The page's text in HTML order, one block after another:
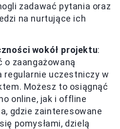
zadawać pytania oraz
na nurtujące ich
wokół projektu:
o zaangażowaną
regularnie uczestniczy w
Możesz to osiągnąć
online, jak i offline
gdzie zainteresowane
pomysłami, dzielą